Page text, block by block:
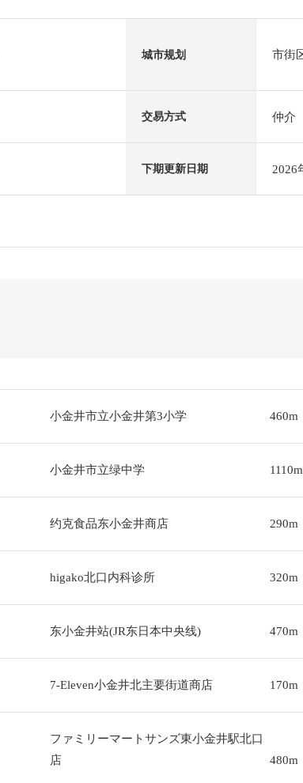
城市规划 市街
交易方式 仲介
下期更新日期 2026
小金井市立小金井第3小学 460m
小金井市立绿中学 1110m
约克食品东小金井商店 290m
higako北口内科诊所 320m
东小金井站(JR东日本中央线) 470m
7-Eleven小金井北主要街道商店 170m
ファミリーマートサンズ東小金井駅北口
店
480m